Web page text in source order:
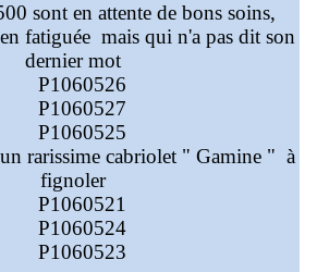
sont en attente de bons soins,
fatiguée mais qui n'a pas dit son
dernier mot
rarissime cabriolet " Gamine " à
fignoler